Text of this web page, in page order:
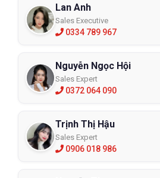
Lan Anh
Sales Executive
0334 789 967
Nguyễn Ngọc Hội
Sales Expert
0372 064 090
Trịnh Thị Hậu
Sales Expert
0906 018 986